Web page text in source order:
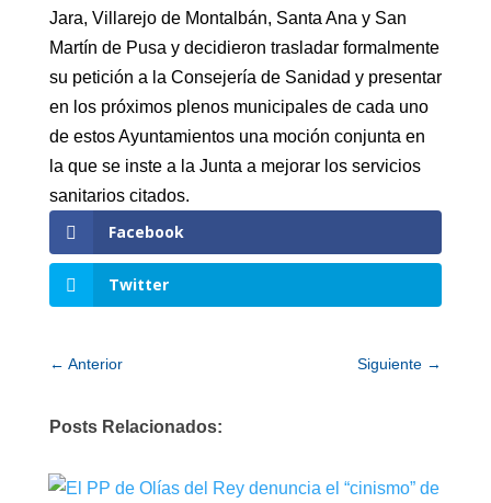
Jara, Villarejo de Montalbán, Santa Ana y San
Martín de Pusa y decidieron trasladar formalmente
su petición a la Consejería de Sanidad y presentar
en los próximos plenos municipales de cada uno
de estos Ayuntamientos una moción conjunta en
la que se inste a la Junta a mejorar los servicios
sanitarios citados.
Facebook
Twitter
← Anterior Siguiente →
Posts Relacionados: